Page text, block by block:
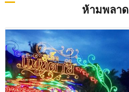
ห้ามพลาด